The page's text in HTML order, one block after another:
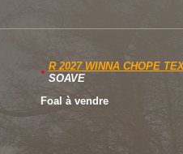
R 2027 WINNA CHOPE
SOAVE
Foal à vendre